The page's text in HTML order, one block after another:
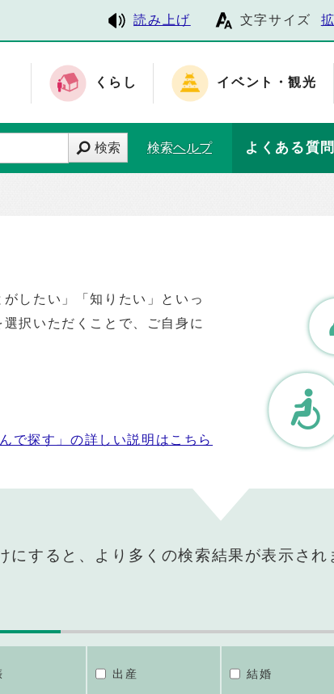
読み上げ 文字サイズ
くらし イベント・観光
検索 検索ヘルプ よくある質問
したい」「知りたい」といっ
択いただくことで、ご自身に
んで探す」の詳しい説明はこちら
にすると、より多くの検索結果が表示され
出産 結婚